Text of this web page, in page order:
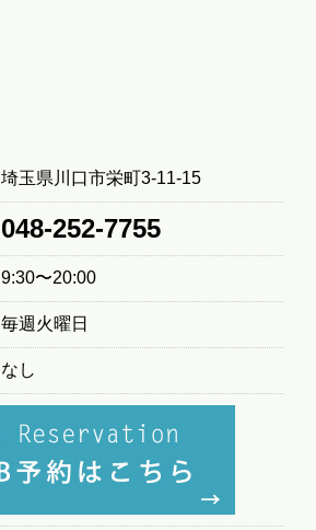
埼玉県川口市栄町3-11-15
048-252-7755
9:30〜20:00
毎週火曜日
なし